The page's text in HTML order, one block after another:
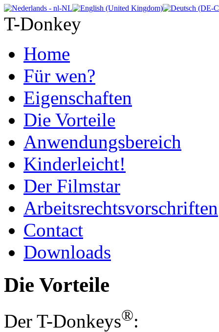
T-Donkey
Home
Für wen?
Eigenschaften
Die Vorteile
Anwendungsbereich
Kinderleicht!
Der Filmstar
Arbeitsrechtsvorschriften
Contact
Downloads
Die Vorteile
Der T-Donkeys®: